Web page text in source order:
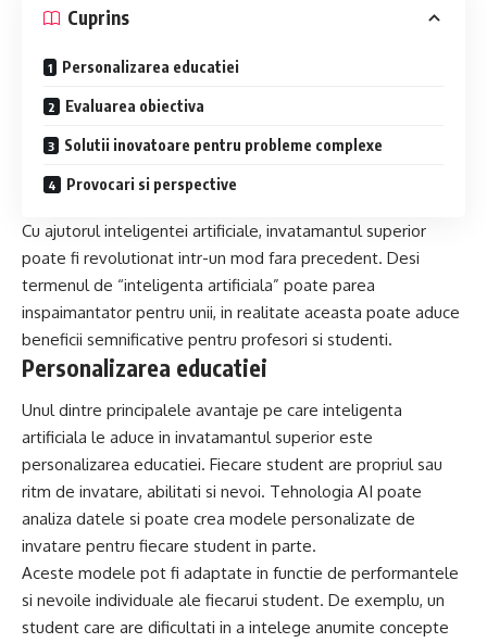
Cuprins
Personalizarea educatiei
Evaluarea obiectiva
Solutii inovatoare pentru probleme complexe
Provocari si perspective
Cu ajutorul inteligentei artificiale, invatamantul superior
poate fi revolutionat intr-un mod fara precedent. Desi
termenul de “inteligenta artificiala” poate parea
inspaimantator pentru unii, in realitate aceasta poate aduce
beneficii semnificative pentru profesori si studenti.
Personalizarea educatiei
Unul dintre principalele avantaje pe care inteligenta
artificiala le aduce in invatamantul superior este
personalizarea educatiei. Fiecare student are propriul sau
ritm de invatare, abilitati si nevoi. Tehnologia AI poate
analiza datele si poate crea modele personalizate de
invatare pentru fiecare student in parte.
Aceste modele pot fi adaptate in functie de performantele
si nevoile individuale ale fiecarui student. De exemplu, un
student care are dificultati in a intelege anumite concepte